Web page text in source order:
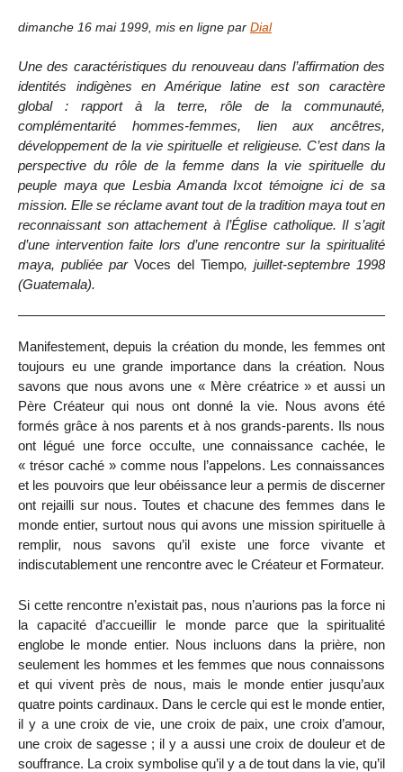
dimanche 16 mai 1999 mis en ligne par Dial
Une des caractéristiques du renouveau dans l’affirmation des
identités indigènes en Amérique latine est son caractère
global : rapport à la terre, rôle de la communauté,
complémentarité hommes-femmes, lien aux ancêtres,
développement de la vie spirituelle et religieuse. C’est dans la
perspective du rôle de la femme dans la vie spirituelle du
peuple maya que Lesbia Amanda Ixcot témoigne ici de sa
mission. Elle se réclame avant tout de la tradition maya tout en
reconnaissant son attachement à l’Église catholique. Il s’agit
d’une intervention faite lors d’une rencontre sur la spiritualité
maya, publiée par Voces del Tiempo, juillet-septembre 1998
(Guatemala).
Manifestement, depuis la création du monde, les femmes ont
toujours eu une grande importance dans la création. Nous
savons que nous avons une « Mère créatrice » et aussi un
Père Créateur qui nous ont donné la vie. Nous avons été
formés grâce à nos parents et à nos grands-parents. Ils nous
ont légué une force occulte, une connaissance cachée, le
« trésor caché » comme nous l’appelons. Les connaissances
et les pouvoirs que leur obéissance leur a permis de discerner
ont rejailli sur nous. Toutes et chacune des femmes dans le
monde entier, surtout nous qui avons une mission spirituelle à
remplir, nous savons qu’il existe une force vivante et
indiscutablement une rencontre avec le Créateur et Formateur.
Si cette rencontre n’existait pas, nous n’aurions pas la force ni
la capacité d’accueillir le monde parce que la spiritualité
englobe le monde entier. Nous incluons dans la prière, non
seulement les hommes et les femmes que nous connaissons
et qui vivent près de nous, mais le monde entier jusqu’aux
quatre points cardinaux. Dans le cercle qui est le monde entier,
il y a une croix de vie, une croix de paix, une croix d’amour,
une croix de sagesse ; il y a aussi une croix de douleur et de
souffrance. La croix symbolise qu’il y a de tout dans la vie, qu’il